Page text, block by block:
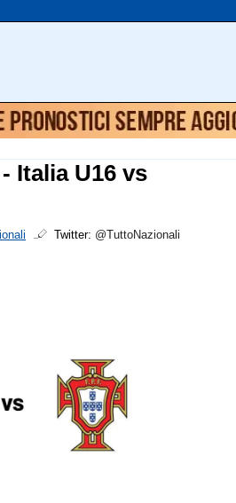
Italia U16 vs
Twitter: @TuttoNazionali